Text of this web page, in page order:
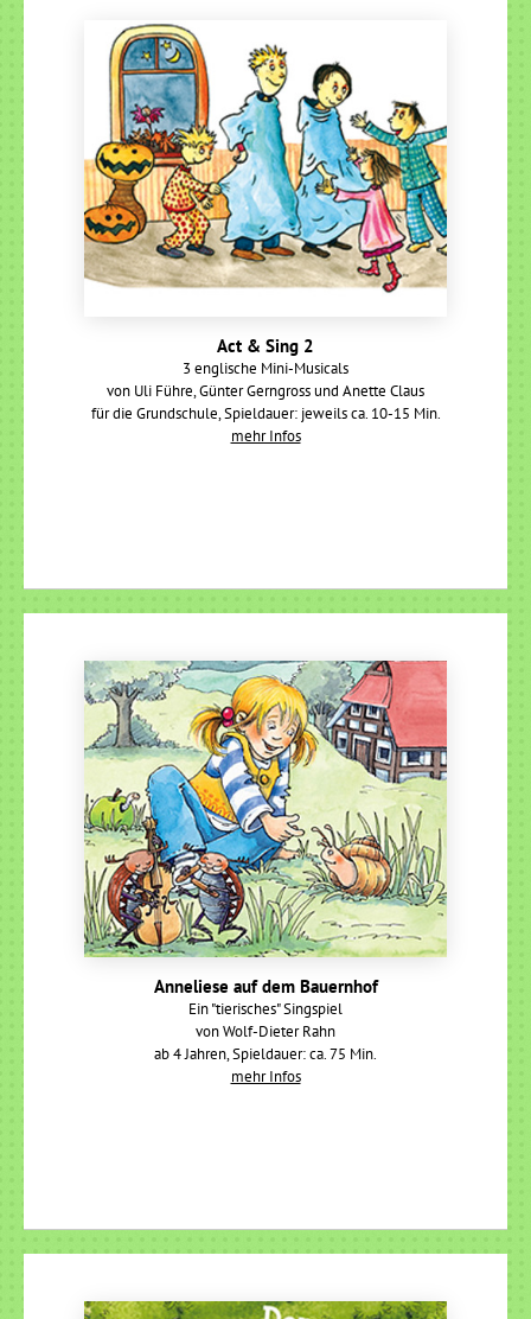
Act & Sing 2
3 englische Mini-Musicals
von Uli Führe, Günter Gerngross und Anette Claus
für die Grundschule, Spieldauer: jeweils ca. 10-15 Min.
mehr Infos
Anneliese auf dem Bauernhof
Ein "tierisches" Singspiel
von Wolf-Dieter Rahn
ab 4 Jahren, Spieldauer: ca. 75 Min.
mehr Infos